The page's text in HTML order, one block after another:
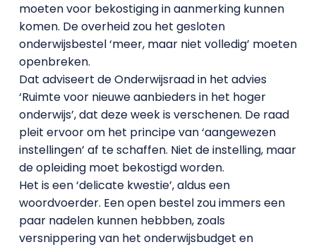
moeten voor bekostiging in aanmerking kunnen
komen. De overheid zou het gesloten
onderwijsbestel ‘meer, maar niet volledig’ moeten
openbreken.
Dat adviseert de Onderwijsraad in het advies
‘Ruimte voor nieuwe aanbieders in het hoger
onderwijs’, dat deze week is verschenen. De raad
pleit ervoor om het principe van ‘aangewezen
instellingen’ af te schaffen. Niet de instelling, maar
de opleiding moet bekostigd worden.
Het is een ‘delicate kwestie’, aldus een
woordvoerder. Een open bestel zou immers een
paar nadelen kunnen hebbben, zoals
versnippering van het onderwijsbudget en